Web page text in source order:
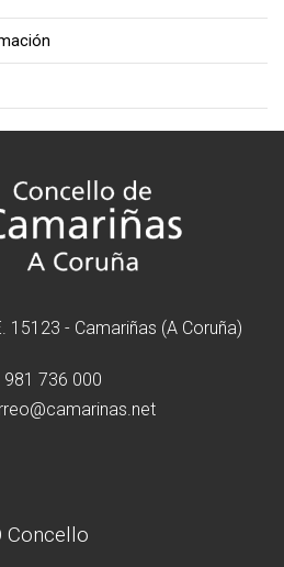
15123 - Camariñas (A Coruña)
981 736 000
Concello